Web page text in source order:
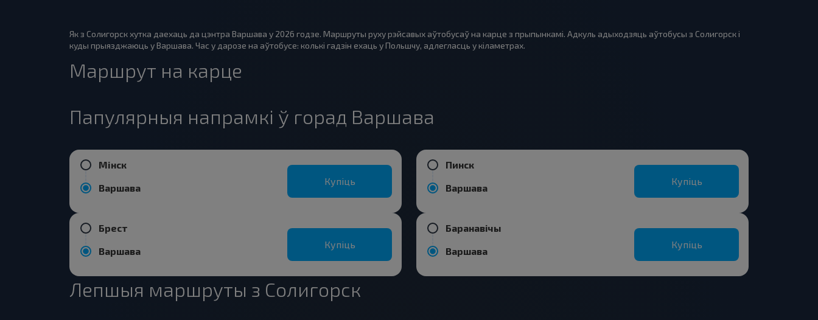
Як з Солигорск хутка даехаць да цэнтра Варшава у 2026 годзе. Маршруты руху рэйсавых аўтобусаў на карце з прыпынкамі. Адкуль адыходзяць аўтобусы з Солигорск і
куды прыязджаюць у Варшава. Час у дарозе на аўтобусе: колькі гадзін ехаць у Польшчу, адлегласць у кіламетрах.
Маршрут на карце
Папулярныя напрамкі ў горад Варшава
Мінск
Варшава
Купіць
Брест
Варшава
Купіць
Пинск
Варшава
Купіць
Баранавiчы
Варшава
Купіць
Лепшыя маршруты з Солигорск